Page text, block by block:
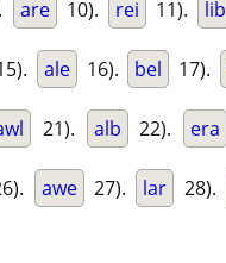
are 10). rei 11). lib
ale 16). bel 17).
21). alb 22). era
awe 27). lar 28).